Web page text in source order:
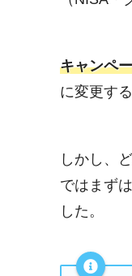
キャンペ
に変更す
しかし、
ではまずは
した。